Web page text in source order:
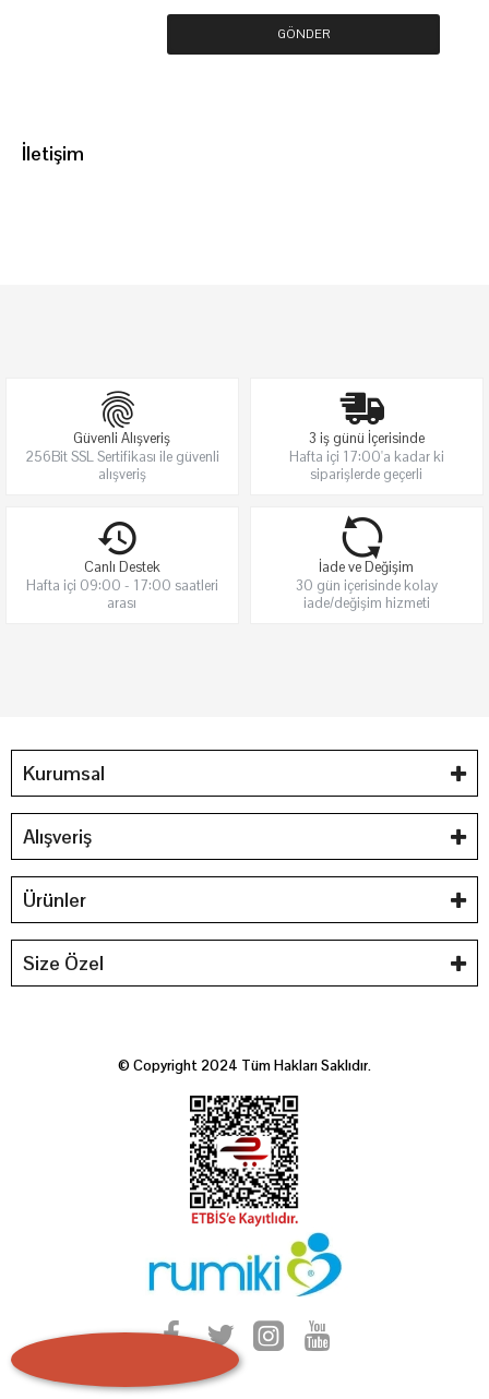
GÖNDER
İletişim
Güvenli Alışveriş
256Bit SSL Sertifikası ile güvenli
alışveriş
3 iş günü İçerisinde
Hafta içi 17:00'a kadar ki
siparişlerde geçerli
Canlı Destek
Hafta içi 09:00 - 17:00 saatleri
arası
İade ve Değişim
30 gün içerisinde kolay
iade/değişim hizmeti
Kurumsal
Alışveriş
Ürünler
Size Özel
© Copyright 2024 Tüm Hakları Saklıdır.